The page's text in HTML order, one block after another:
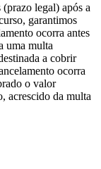
legal) após a
garantimos
ocorra antes
uma multa
a cobrir
ocorra
o valor
acrescido da multa